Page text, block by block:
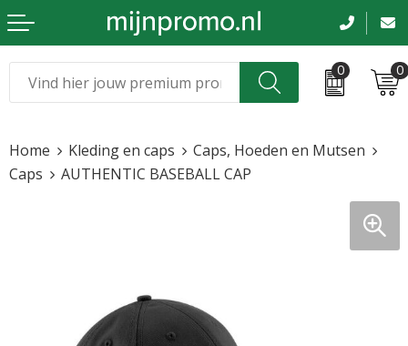
0 0
Kleding & caps
Tassen en reizen
Beurs en evenementen
Sinterklaas
Home Kleding en caps
Caps, Hoeden en Mutsen
Caps
AUTHENTIC BASEBALL CAP